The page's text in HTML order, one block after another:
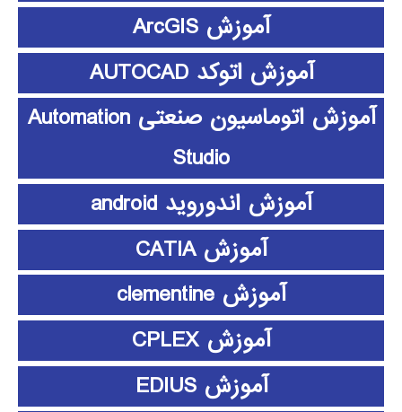
آموزش ArcGIS
آموزش اتوکد AUTOCAD
آموزش اتوماسیون صنعتی Automation
Studio
آموزش اندوروید android
آموزش CATIA
آموزش clementine
آموزش CPLEX
آموزش EDIUS